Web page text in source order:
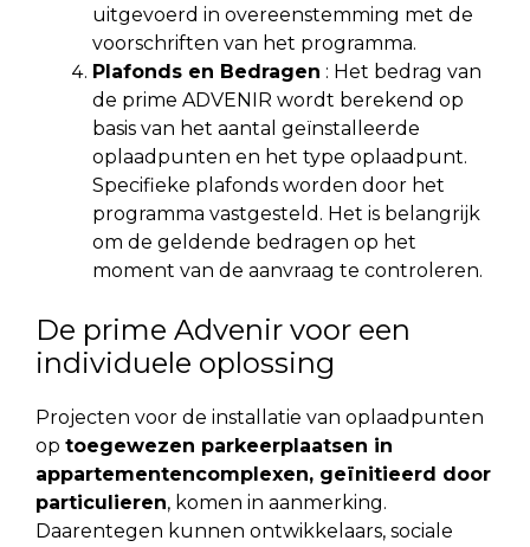
uitgevoerd in overeenstemming met de
voorschriften van het programma.
Plafonds en Bedragen : Het bedrag van
de prime ADVENIR wordt berekend op
basis van het aantal geïnstalleerde
oplaadpunten en het type oplaadpunt.
Specifieke plafonds worden door het
programma vastgesteld. Het is belangrijk
om de geldende bedragen op het
moment van de aanvraag te controleren.
De prime Advenir voor een
individuele oplossing
Projecten voor de installatie van oplaadpunten
op toegewezen parkeerplaatsen in
appartementencomplexen, geïnitieerd door
particulieren, komen in aanmerking.
Daarentegen kunnen ontwikkelaars, sociale